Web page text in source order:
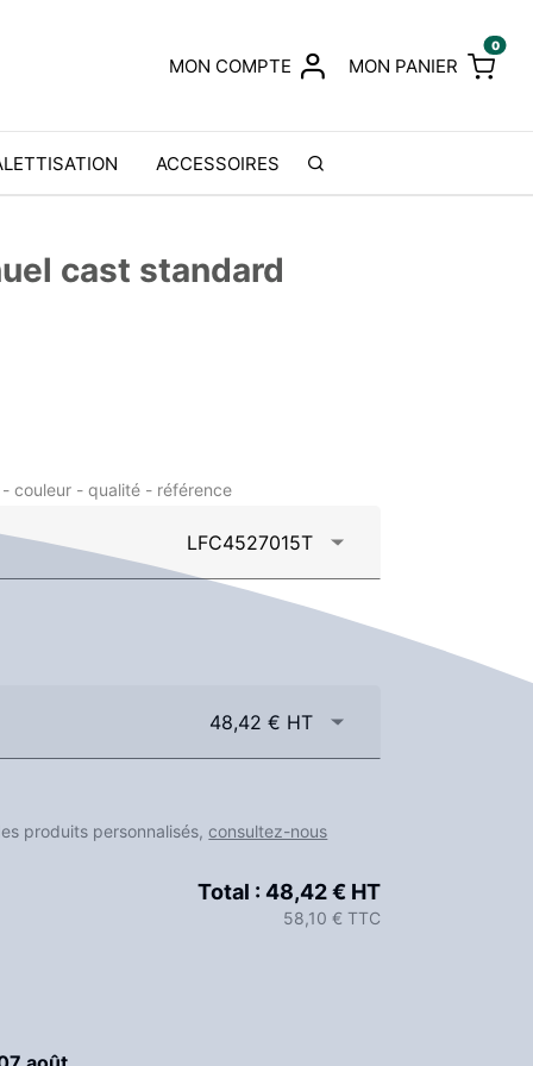
MON COMPTE MON PANIER
0
ACCESSOIRES
cast standard
couleur - qualité - référence
LFC4527015T
48,42 € HT
produits personnalisés,consultez-nous
Total : 48,42 € HT
58,10 € TTC